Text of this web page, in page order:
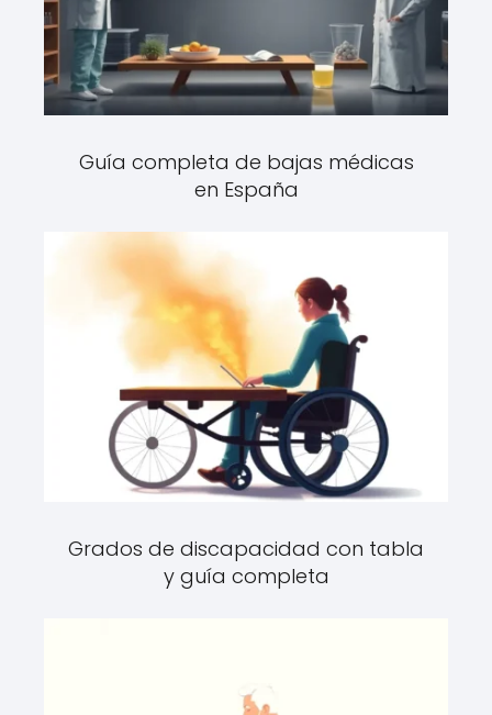
Guía completa de bajas médicas
en España
Grados de discapacidad con tabla
y guía completa